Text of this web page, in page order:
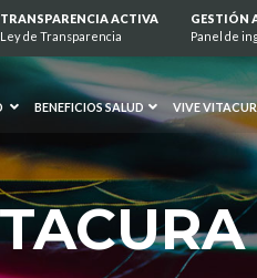
TRANSPARENCIA ACTIVA
Ley de Transparencia
GESTIÓN
Panel de
BENEFICIOS SALUD VIVE